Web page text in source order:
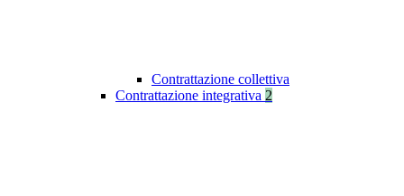
Contrattazione collettiva
Contrattazione integrativa 2